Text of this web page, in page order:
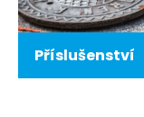
Příslušenství